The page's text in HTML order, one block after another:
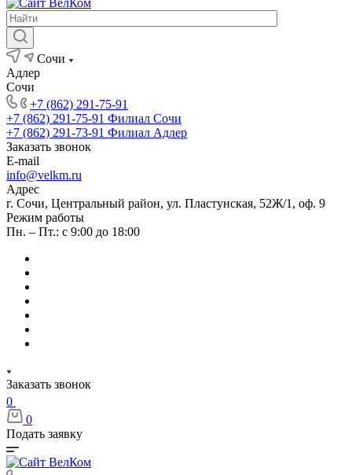
Сочи
Адлер
Сочи
+7 (862) 291-75-91
+7 (862) 291-75-91 Филиал Сочи
+7 (862) 291-73-91 Филиал Адлер
Заказать звонок
E-mail
info@velkm.ru
Адрес
г. Сочи, Центральный район, ул. Пластунская, 52Ж/1, оф. 9
Режим работы
Пн. – Пт.: с 9:00 до 18:00
Заказать звонок
0
0
Подать заявку